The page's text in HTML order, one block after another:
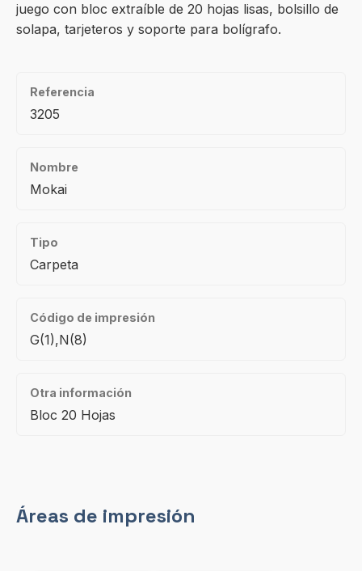
juego con bloc extraíble de 20 hojas lisas, bolsillo de
solapa, tarjeteros y soporte para bolígrafo.
Referencia
3205
Nombre
Mokai
Tipo
Carpeta
Código de impresión
G(1),N(8)
Otra información
Bloc 20 Hojas
Áreas de impresión